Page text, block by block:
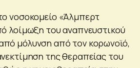
νοσοκομείο «Άλμπερτ
λοίμωξη του αναπνευστικού
μόλυνση από τον κορωνοϊό,
της θεραπείας του